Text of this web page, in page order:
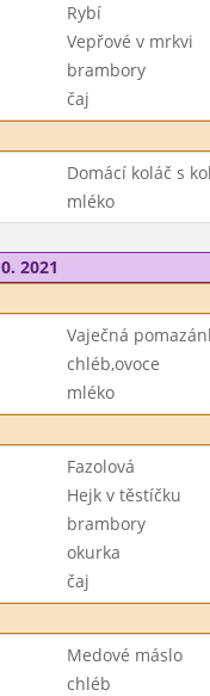
Rybí
Vepřové v mrkvi
brambory
čaj
Domácí koláč s
mléko
2021
Vaječná
chléb,ovoce
mléko
Fazolová
Hejk v těstíčku
brambory
okurka
čaj
Medové máslo
chléb